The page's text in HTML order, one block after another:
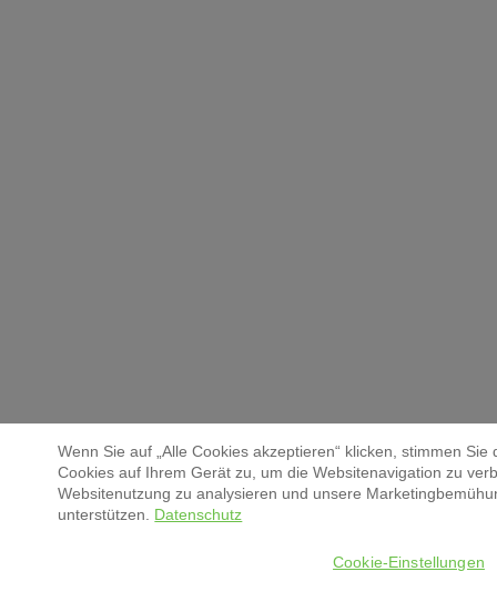
Wenn Sie auf „Alle Cookies akzeptieren“ klicken, stimmen
Cookies auf Ihrem Gerät zu, um die Websitenavigation zu
Websitenutzung zu analysieren und unsere
unterstützen. Datenschutz
Cookie-Einstellungen